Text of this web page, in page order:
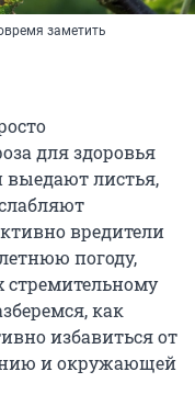
заметить
для здоровья
выедают листья,
вредители
погоду,
стремительному
как
избавиться от
и окружающей